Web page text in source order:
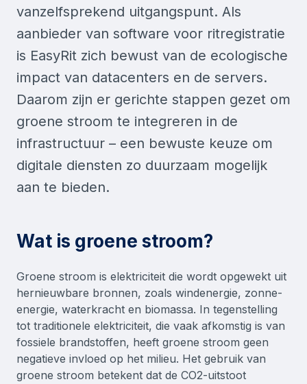
vanzelfsprekend uitgangspunt. Als
aanbieder van software voor ritregistratie
is EasyRit zich bewust van de ecologische
impact van datacenters en de servers.
Daarom zijn er gerichte stappen gezet om
groene stroom te integreren in de
infrastructuur – een bewuste keuze om
digitale diensten zo duurzaam mogelijk
aan te bieden.
Wat is groene stroom?
Groene stroom is elektriciteit die wordt opgewekt uit
hernieuwbare bronnen, zoals windenergie, zonne-
energie, waterkracht en biomassa. In tegenstelling
tot traditionele elektriciteit, die vaak afkomstig is van
fossiele brandstoffen, heeft groene stroom geen
negatieve invloed op het milieu. Het gebruik van
groene stroom betekent dat de CO2-uitstoot